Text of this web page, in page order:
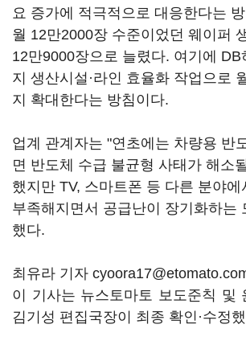
요 증가에 적극적으로 대응한다는
월 12만2000장 수준이었던 웨이퍼
12만9000장으로 늘렸다. 여기에
지 생산시설·라인 효율화 작업으로
지 확대한다는 방침이다.
업계 관계자는 "연초에는 차량용 반
면 반도체 수급 불균형 사태가 해소
했지만 TV, 스마트폰 등 다른 분야
부족해지면서 공급난이 장기화하는
했다.
최유라 기자
이 기사는 뉴스토마토 보도준칙 및
김기성 편집국장이 최종 확인·수정